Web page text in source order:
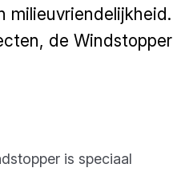
milieuvriendelijkheid.
de Windstopper
is speciaal